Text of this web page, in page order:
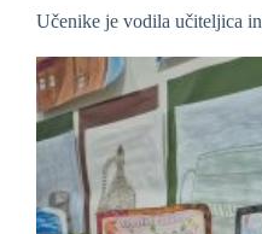
Učenike je vodila učiteljica